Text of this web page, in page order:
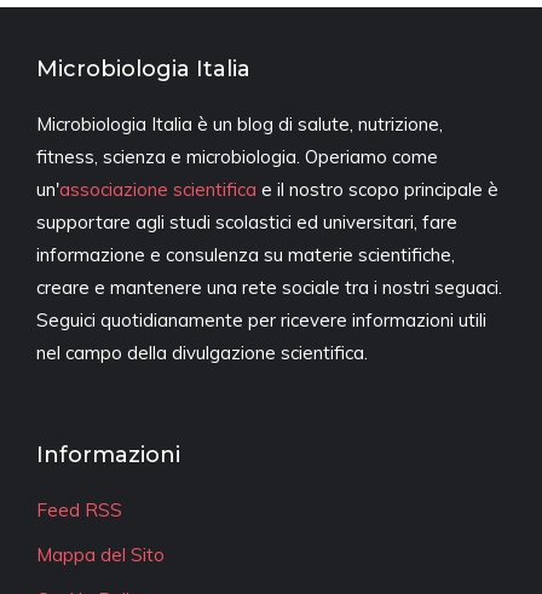
Microbiologia Italia
Microbiologia Italia è un blog di salute, nutrizione,
fitness, scienza e microbiologia. Operiamo come
un'associazione scientifica e il nostro scopo principale è
supportare agli studi scolastici ed universitari, fare
informazione e consulenza su materie scientifiche,
creare e mantenere una rete sociale tra i nostri seguaci.
Seguici quotidianamente per ricevere informazioni utili
nel campo della divulgazione scientifica.
Informazioni
Feed RSS
Mappa del Sito